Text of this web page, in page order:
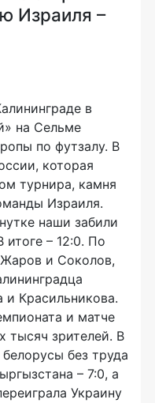
Израиля –
в
на Сельме
по футзалу. В
которая
турнира, камня
Израиля.
наши забили
– 12:0. По
и Соколов,
Красильникова.
и матче
тысяч зрителей. В
без труда
– 7:0, а
Украину